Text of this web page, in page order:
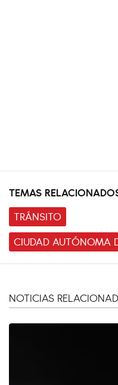
TEMAS
TRÁNSITO
CIUDAD AUTÓNOMA
NOTICIAS